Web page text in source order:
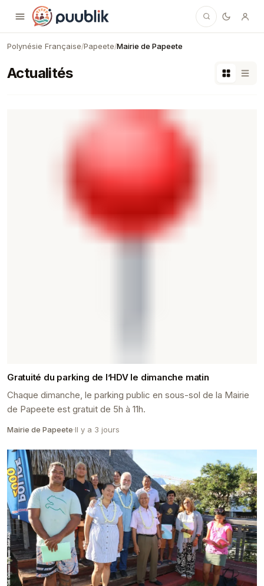
Puublik
Polynésie Française/Papeete/Mairie de Papeete
Actualités
Gratuité du parking de l’HDV le dimanche matin
Chaque dimanche, le parking public en sous-sol de la Mairie
de Papeete est gratuit de 5h à 11h.
Mairie de Papeete·Il y a 3 jours